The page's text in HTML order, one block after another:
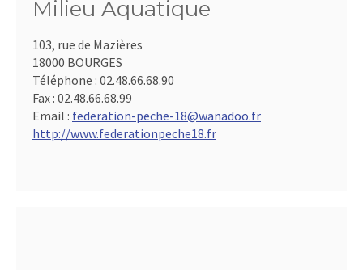
Milieu Aquatique
103, rue de Mazières
18000 BOURGES
Téléphone : 02.48.66.68.90
Fax : 02.48.66.68.99
Email : federation-peche-18@wanadoo.fr
http://www.federationpeche18.fr